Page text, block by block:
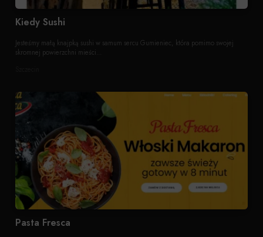
Kiedy Sushi
Jesteśmy małą knajpką sushi w samum sercu Gumieniec, która pomimo swojej
skromnej powierzchni mieści...
Pasta Fresca